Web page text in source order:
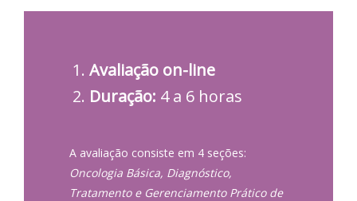
Avaliação on-line
Duração: 4 a 6 horas
A avaliação consiste em 4 seções:
Oncologia Básica, Diagnóstico,
Tratamento e Gerenciamento Prático de